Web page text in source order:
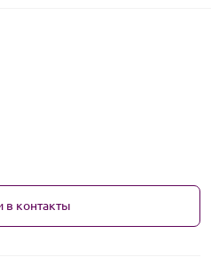
в контакты